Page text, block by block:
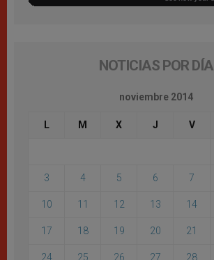
NOTICIAS POR DÍA
noviembre 2014
L M X J V
3 4 5 6 7
10 11 12 13 14
17 18 19 20 21
24 25 26 27 28